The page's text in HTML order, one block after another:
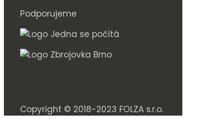
Podporujeme
Copyright © 2018-2023 FOLZA s.r.o.